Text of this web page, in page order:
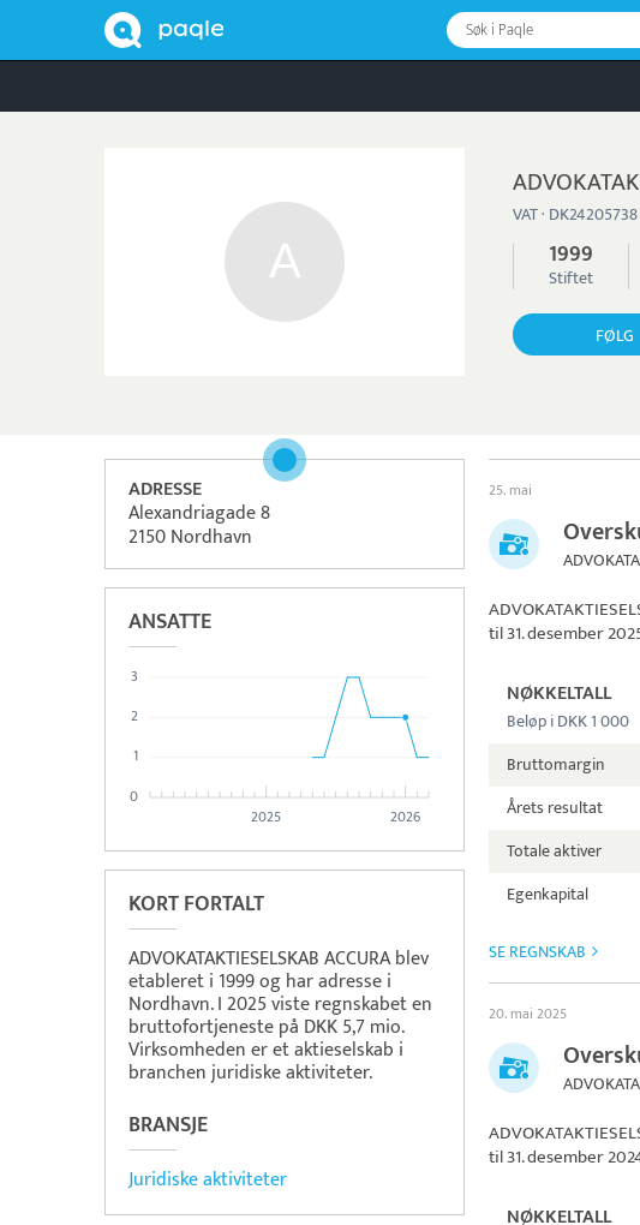
Søk i Paqle
VAT · DK24205738
1999
Stiftet
FØLG
ADRESSE
Alexandriagade 8
2150 Nordhavn
ANSATTE
2025 2026
0
1
2
3
KORT FORTALT
ADVOKATAKTIESELSKAB ACCURA blev
etableret i 1999 og har adresse i
Nordhavn. I 2025 viste regnskabet en
bruttofortjeneste på DKK 5,7 mio.
Virksomheden er et aktieselskab i
branchen juridiske aktiviteter.
BRANSJE
Juridiske aktiviteter
25. mai
til 31. desember
NØKKELTALL
Beløp i DKK 1 000
Bruttomargin
Årets resultat
Totale aktiver
Egenkapital
SE REGNSKAB
20. mai 2025
til 31. desember
NØKKELTALL